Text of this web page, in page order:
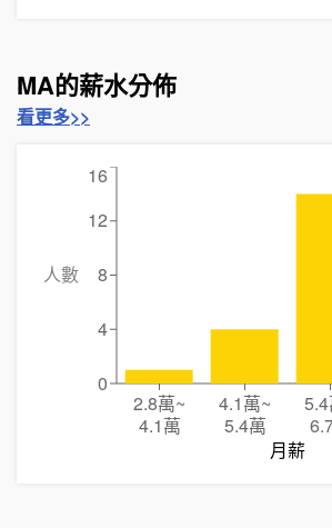
MA的薪水分佈
看更多>>
2.8萬~
4.1萬
4.1萬~
5.4萬
月薪
0
4
8
12
16
人數